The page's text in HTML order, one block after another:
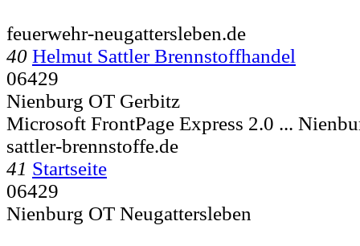
feuerwehr-neugattersleben.de
40 Helmut Sattler Brennstoffhandel
06429
Nienburg OT Gerbitz
Microsoft FrontPage Express 2.0 ...
sattler-brennstoffe.de
41 Startseite
06429
Nienburg OT Neugattersleben